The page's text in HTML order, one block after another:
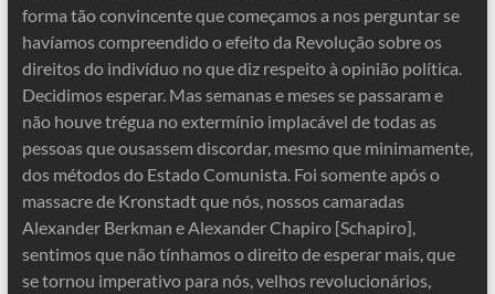
forma tão convincente que começamos a nos perguntar se
havíamos compreendido o efeito da Revolução sobre os
direitos do indivíduo no que diz respeito à opinião política.
Decidimos esperar. Mas semanas e meses se passaram e
não houve trégua no extermínio implacável de todas as
pessoas que ousassem discordar, mesmo que minimamente,
dos métodos do Estado Comunista. Foi somente após o
massacre de Kronstadt que nós, nossos camaradas
Alexander Berkman e Alexander Chapiro [Schapiro],
sentimos que não tínhamos o direito de esperar mais, que
se tornou imperativo para nós, velhos revolucionários,